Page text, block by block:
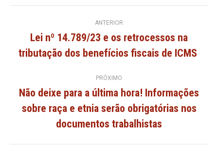
Navegação
de
ANTERIOR
anterior:
Lei nº 14.789/23 e os retrocessos na
tributação dos benefícios fiscais de ICMS
PRÓXIMO
Próximo
post:
Não deixe para a última hora! Informações
sobre raça e etnia serão obrigatórias nos
documentos trabalhistas